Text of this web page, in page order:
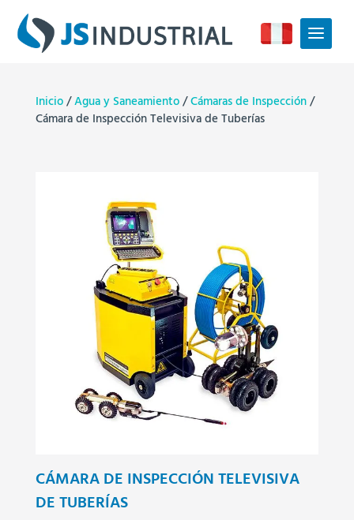
Inicio/Agua y Saneamiento/Cámaras de Inspección/
Cámara de Inspección Televisiva de Tuberías
CÁMARA DE INSPECCIÓN TELEVISIVA
DE TUBERÍAS